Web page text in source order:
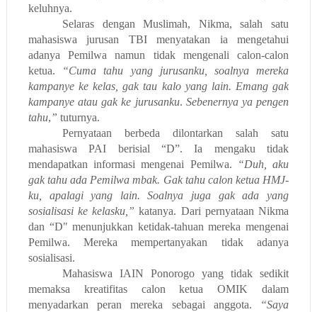
keluhnya.
Selaras dengan Muslimah, Nikma, salah satu
mahasiswa jurusan TBI menyatakan ia mengetahui
adanya Pemilwa namun tidak mengenali calon-calon
ketua.
“Cuma tahu yang jurusanku, soalnya mereka
kampanye ke kelas, gak tau kalo yang lain. Emang gak
kampanye atau gak ke jurusanku. Sebenernya ya pengen
tahu,” tuturnya.
Pernyataan berbeda dilontarkan salah satu
mahasiswa PAI berisial “D”. Ia mengaku tidak
mendapatkan informasi mengenai Pemilwa.
“Duh, aku
gak tahu ada Pemilwa mbak. Gak tahu calon ketua HMJ-
ku, apalagi yang lain. Soalnya juga gak ada yang
sosialisasi ke kelasku,” katanya. Dari pernyataan Nikma
dan “D" menunjukkan ketidak-tahuan mereka mengenai
Pemilwa. Mereka mempertanyakan tidak adanya
sosialisasi.
Mahasiswa IAIN Ponorogo yang tidak sedikit
memaksa kreatifitas calon ketua OMIK dalam
menyadarkan peran mereka sebagai anggota.
“Saya